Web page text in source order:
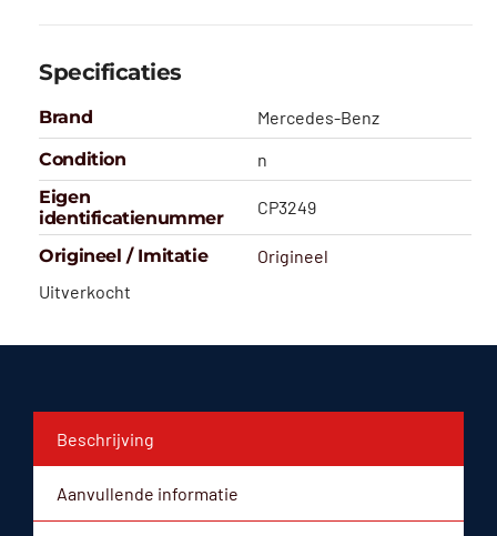
Specificaties
Brand
Mercedes-Benz
Condition
n
Eigen
identificatienummer
CP3249
Origineel / Imitatie
Origineel
Uitverkocht
Beschrijving
Aanvullende informatie